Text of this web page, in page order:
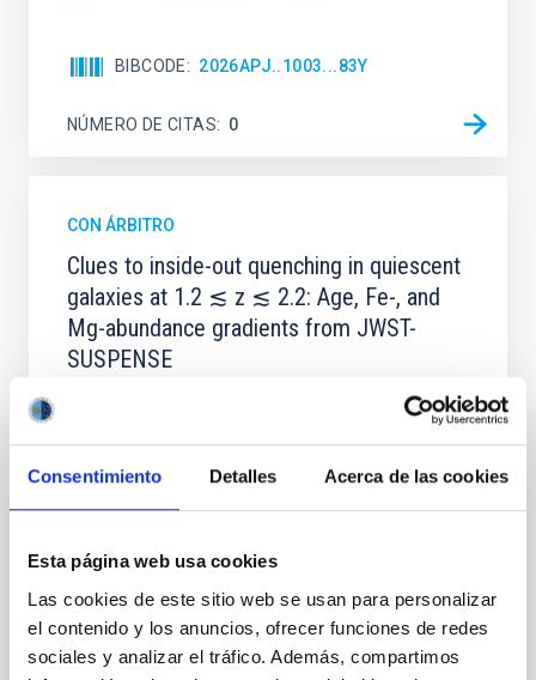
Consentimiento Detalles Acerca de las cookies
Esta página web usa cookies
Las cookies de este sitio web se usan para personalizar
el contenido y los anuncios, ofrecer funciones de redes
sociales y analizar el tráfico. Además, compartimos
BIBCODE 2026APJ..1003...83Y
NÚMERO DE CITAS 0
CON ÁRBITRO
Clues to inside-out quenching in quiescent
galaxies at 1.2 ≲ z ≲ 2.2: Age, Fe-, and
Mg-abundance gradients from JWST-
SUSPENSE
Spatially resolved stellar populations of massive
quiescent galaxies at cosmic noon provide powerful
insights into star-formation quenching and stellar
mass assembly mechanisms. Previous photometric
spectroscopy is needed to break the age-metallicity
Cheng, Chloe M. et al.
Fecha de publicación: 6 2026